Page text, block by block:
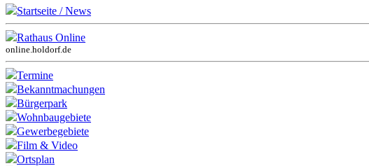
Startseite / News
Rathaus Online
online.holdorf.de
Termine
Bekanntmachungen
Bürgerpark
Wohnbaugebiete
Gewerbegebiete
Film & Video
Ortsplan